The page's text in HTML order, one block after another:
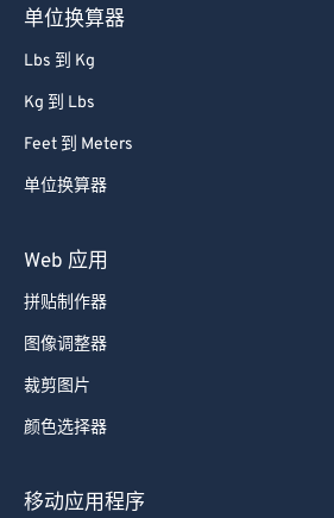
单位换算器
Lbs 到 Kg
Kg 到 Lbs
Feet 到 Meters
单位换算器
Web 应用
拼贴制作器
图像调整器
裁剪图片
颜色选择器
移动应用程序